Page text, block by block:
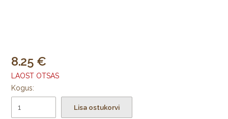
8.25
LAOST OTSAS
Kogus:
Lisa ostukorvi